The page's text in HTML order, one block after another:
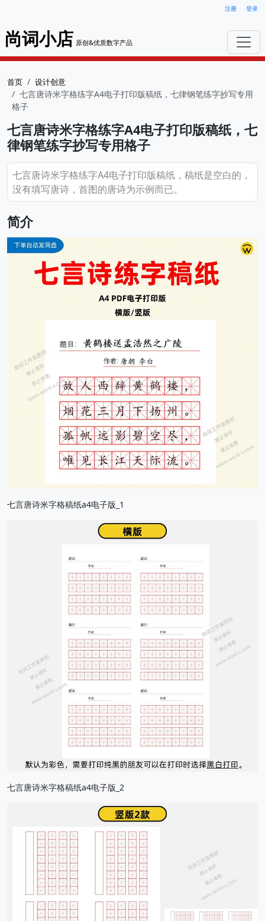
注册 登录
尚词小店 原创&优质数字产品
首页 设计创意
七言唐诗米字格练字A4电子打印版稿纸，七律钢笔练字抄写专用
格子
七言唐诗米字格练字A4电子打印版稿纸，七
律钢笔练字抄写专用格子
七言唐诗米字格练字A4电子打印版稿纸，稿纸是空白的，
没有填写唐诗，首图的唐诗为示例而已。
简介
七言唐诗米字格稿纸a4电子版_1
七言唐诗米字格稿纸a4电子版_2